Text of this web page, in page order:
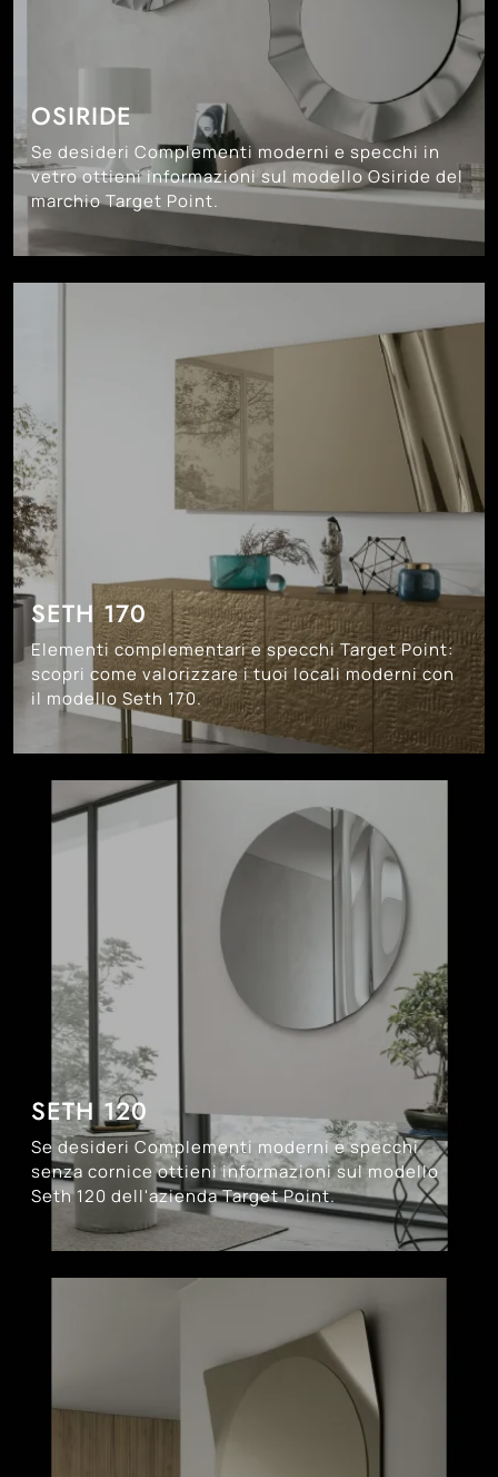
OSIRIDE
Se desideri Complementi moderni e specchi in
vetro ottieni informazioni sul modello Osiride del
marchio Target Point.
SETH 170
Elementi complementari e specchi Target Point:
scopri come valorizzare i tuoi locali moderni con
il modello Seth 170.
SETH 120
Se desideri Complementi moderni e specchi
senza cornice ottieni informazioni sul modello
Seth 120 dell'azienda Target Point.